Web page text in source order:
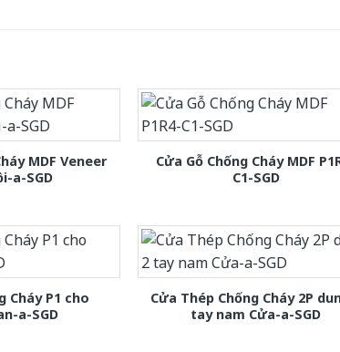
MDF Veneer
a-SGD
Cửa Gỗ Chống Cháy MDF
C1-SGD
Cháy P1 cho
a-SGD
Cửa Thép Chống Cháy 2P
tay nam Cửa-a-SGD